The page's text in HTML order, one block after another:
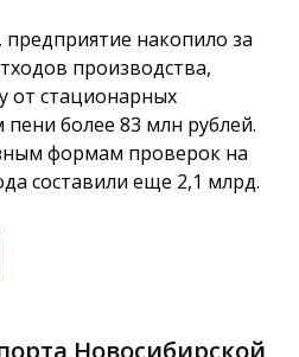
накопило за
производства,
от стационарных
пени более 83 млн рублей.
формам проверок на
составили еще 2,1 млрд.
Новосибирской